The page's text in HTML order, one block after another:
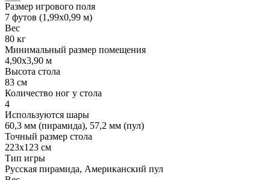
Размер игрового поля
7 футов (1,99х0,99 м)
Вес
80 кг
Минимальный размер помещения
4,90х3,90 м
Высота стола
83 см
Количество ног у стола
4
Используются шары
60,3 мм (пирамида), 57,2 мм (пул)
Точный размер стола
223х123 см
Тип игры
Русская пирамида, Американский пул